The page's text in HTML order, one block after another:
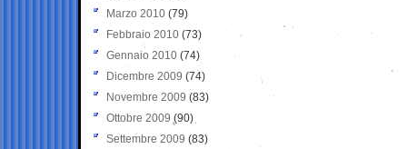
Marzo 2010 (79)
Febbraio 2010 (73)
Gennaio 2010 (74)
Dicembre 2009 (74)
Novembre 2009 (83)
Ottobre 2009 (90)
Settembre 2009 (83)